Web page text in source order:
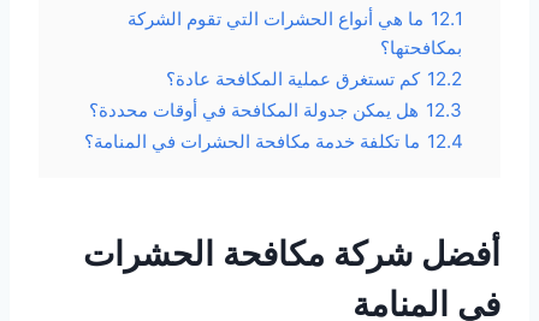
12.1 ما هي أنواع الحشرات التي تقوم الشركة
بمكافحتها؟
12.2 كم تستغرق عملية المكافحة عادة؟
12.3 هل يمكن جدولة المكافحة في أوقات محددة؟
12.4 ما تكلفة خدمة مكافحة الحشرات في المنامة؟
أفضل شركة مكافحة الحشرات
في المنامة